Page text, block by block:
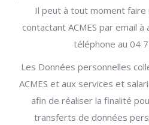
Il peut à tout moment faire
contactant ACMES par email
téléphone au 04
Les Données personnelles
ACMES et aux services et
afin de réaliser la finalité
transferts de données